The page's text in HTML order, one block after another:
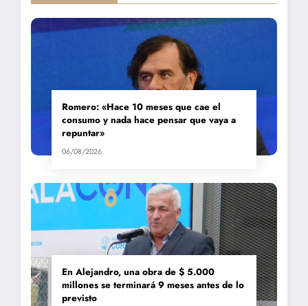
Romero: «Hace 10 meses que cae el
consumo y nada hace pensar que vaya a
repuntar»
06/08/2026
En Alejandro, una obra de $ 5.000
millones se terminará 9 meses antes de lo
previsto